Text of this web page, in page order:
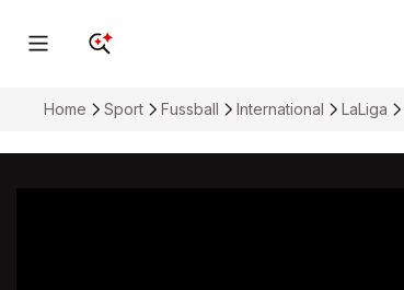
Home Sport Fussball International LaLiga